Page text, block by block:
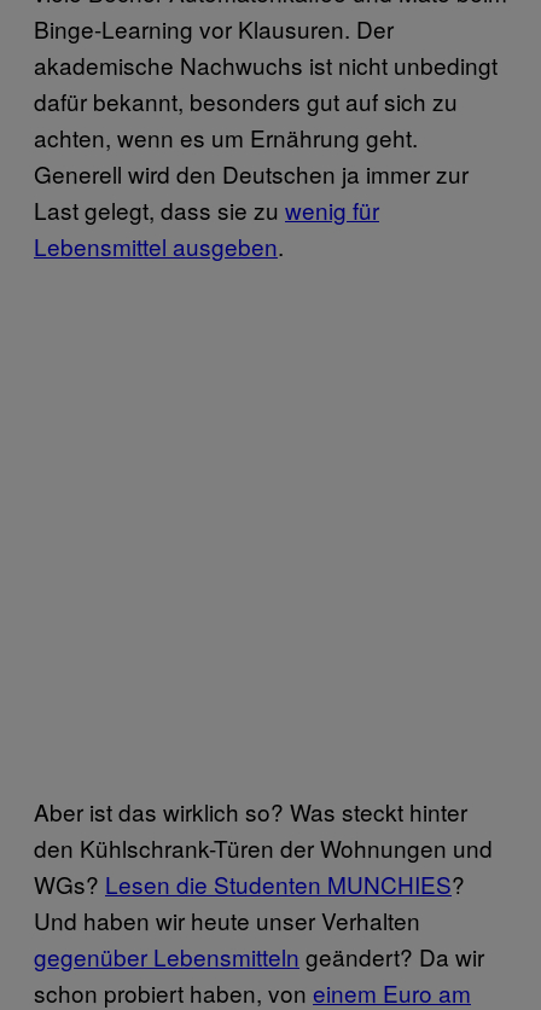
Binge-Learning vor Klausuren. Der
akademische Nachwuchs ist nicht unbedingt
dafür bekannt, besonders gut auf sich zu
achten, wenn es um Ernährung geht.
Generell wird den Deutschen ja immer zur
Last gelegt, dass sie zu wenig für
Lebensmittel ausgeben.
Aber ist das wirklich so? Was steckt hinter
den Kühlschrank-Türen der Wohnungen und
WGs? Lesen die Studenten MUNCHIES?
Und haben wir heute unser Verhalten
gegenüber Lebensmitteln geändert? Da wir
schon probiert haben, von einem Euro am